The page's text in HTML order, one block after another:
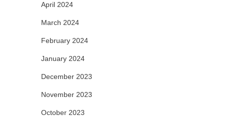
April 2024
March 2024
February 2024
January 2024
December 2023
November 2023
October 2023